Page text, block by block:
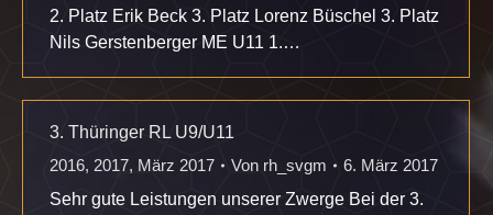
2. Platz Erik Beck 3. Platz Lorenz Büschel 3. Platz
Nils Gerstenberger ME U11 1.…
3. Thüringer RL U9/U11
2016, 2017, März 2017 Von rh_svgm
6. März 2017
Sehr gute Leistungen unserer Zwerge Bei der 3.